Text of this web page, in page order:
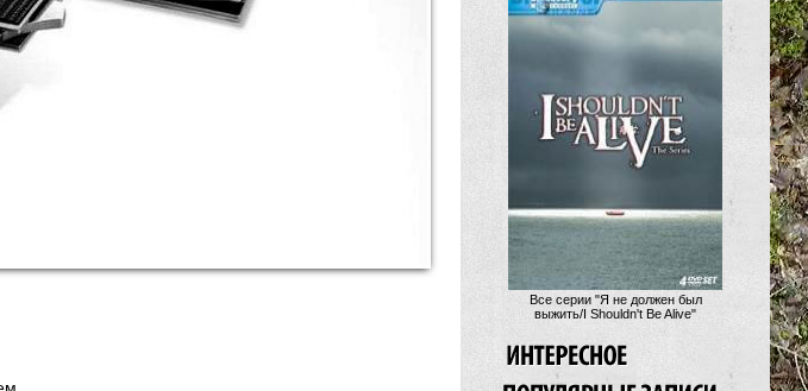
Все серии "Я не должен был
выжить/I Shouldn't Be Alive"